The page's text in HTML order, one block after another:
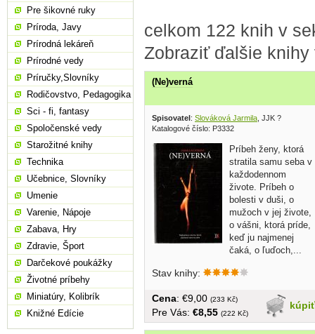
celkom 122 knih v
Zobraziť ďalšie
(Ne)verná
Spisovatel: Slováková Jarmila , JJK ?
Katalogové číslo: P3332
Príbeh ženy, ktorá
stratila samu seba v
každodennom
živote. Príbeh o
bolesti v duši, o
mužoch v jej živote,
o vášni, ktorá príde,
keď ju najmenej
čaká, o ľuďoch,...
Stav knihy:
kúpiť
Cena: €9,00 (233 Kč)
Pre Vás: €8,55 (222 Kč)
Pre šikovné ruky
Príroda, Javy
Prírodná lekáreň
Prírodné vedy
Príručky,Slovníky
Rodičovstvo, Pedagogika
Sci - fi, fantasy
Spoločenské vedy
Starožitné knihy
Technika
Učebnice, Slovníky
Umenie
Varenie, Nápoje
Zabava, Hry
Zdravie, Šport
Darčekové poukážky
Životné príbehy
Miniatúry, Kolibrík
Knižné Edície